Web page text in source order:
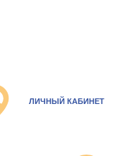
ЛИЧНЫЙ КАБИНЕТ